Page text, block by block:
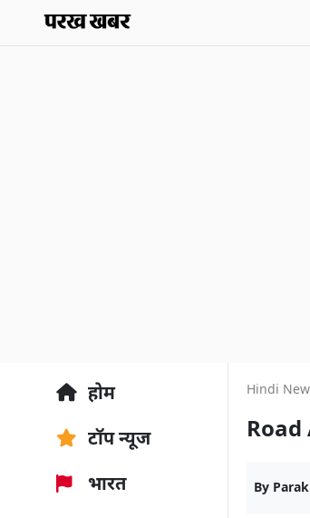
होम
टॉप न्यूज
भारत
Hindi
Road
By